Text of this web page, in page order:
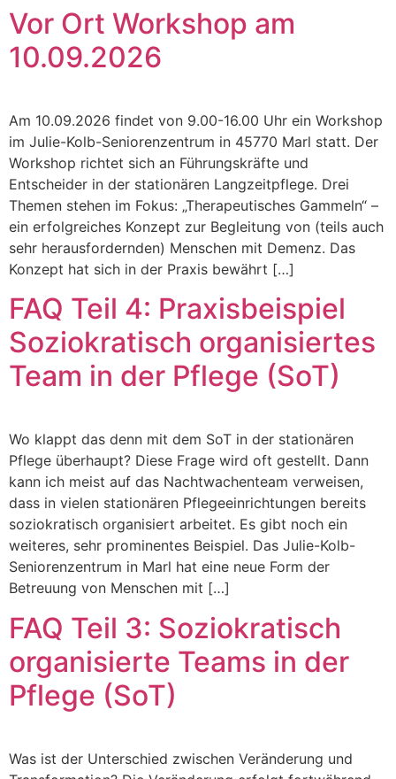
Vor Ort Workshop am
10.09.2026
Am 10.09.2026 findet von 9.00-16.00 Uhr ein Workshop
im Julie-Kolb-Seniorenzentrum in 45770 Marl statt. Der
Workshop richtet sich an Führungskräfte und
Entscheider in der stationären Langzeitpflege. Drei
Themen stehen im Fokus: „Therapeutisches Gammeln“ –
ein erfolgreiches Konzept zur Begleitung von (teils auch
sehr herausfordernden) Menschen mit Demenz. Das
Konzept hat sich in der Praxis bewährt […]
FAQ Teil 4: Praxisbeispiel
Soziokratisch organisiertes
Team in der Pflege (SoT)
Wo klappt das denn mit dem SoT in der stationären
Pflege überhaupt? Diese Frage wird oft gestellt. Dann
kann ich meist auf das Nachtwachenteam verweisen,
dass in vielen stationären Pflegeeinrichtungen bereits
soziokratisch organisiert arbeitet. Es gibt noch ein
weiteres, sehr prominentes Beispiel. Das Julie-Kolb-
Seniorenzentrum in Marl hat eine neue Form der
Betreuung von Menschen mit […]
FAQ Teil 3: Soziokratisch
organisierte Teams in der
Pflege (SoT)
Was ist der Unterschied zwischen Veränderung und